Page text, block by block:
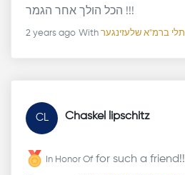
הכל הולך אחר הגמר !!!
2 years ago With
CL Chaskel lipschitz
In Honor Of for such a friend!!